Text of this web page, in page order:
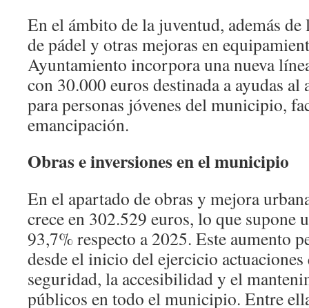
En el ámbito de la juventud, además de
de pádel y otras mejoras en
Ayuntamiento incorpora una nueva
con 30.000 euros destinada a ayudas
para personas jóvenes del municipio,
emancipación.
Obras e inversiones en el municipio
En el apartado de obras y mejora
crece en 302.529 euros, lo que supone
93,7% respecto a 2025. Este aumento
desde el inicio del ejercicio
seguridad, la accesibilidad y el
públicos en todo el municipio. Entre